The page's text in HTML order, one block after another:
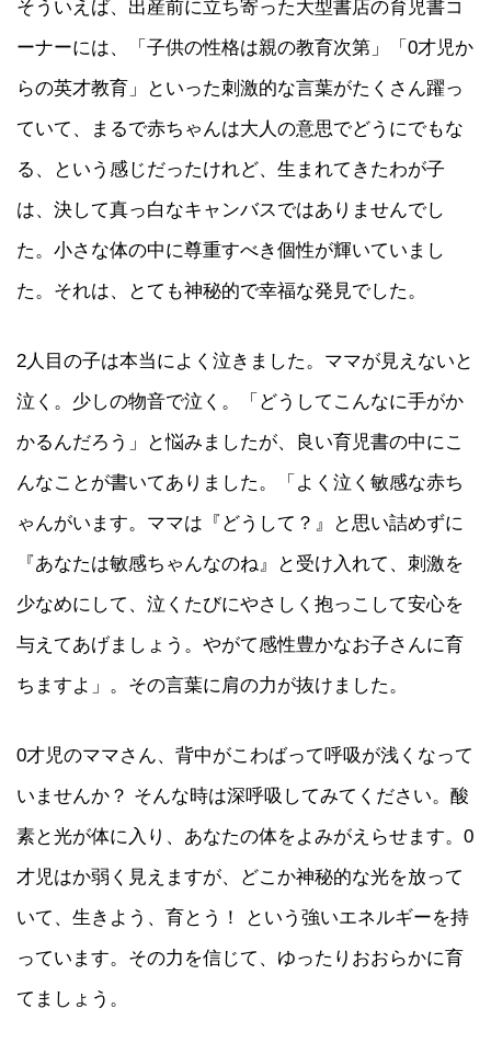
そういえば、出産前に立ち寄った大型書店の育児書コ
ーナーには、「子供の性格は親の教育次第」「0才児か
らの英才教育」といった刺激的な言葉がたくさん躍っ
ていて、まるで赤ちゃんは大人の意思でどうにでもな
る、という感じだったけれど、生まれてきたわが子
は、決して真っ白なキャンバスではありませんでし
た。小さな体の中に尊重すべき個性が輝いていまし
た。それは、とても神秘的で幸福な発見でした。
2人目の子は本当によく泣きました。ママが見えないと
泣く。少しの物音で泣く。「どうしてこんなに手がか
かるんだろう」と悩みましたが、良い育児書の中にこ
んなことが書いてありました。「よく泣く敏感な赤ち
ゃんがいます。ママは『どうして？』と思い詰めずに
『あなたは敏感ちゃんなのね』と受け入れて、刺激を
少なめにして、泣くたびにやさしく抱っこして安心を
与えてあげましょう。やがて感性豊かなお子さんに育
ちますよ」。その言葉に肩の力が抜けました。
0才児のママさん、背中がこわばって呼吸が浅くなって
いませんか？ そんな時は深呼吸してみてください。酸
素と光が体に入り、あなたの体をよみがえらせます。0
才児はか弱く見えますが、どこか神秘的な光を放って
いて、生きよう、育とう！ という強いエネルギーを持
っています。その力を信じて、ゆったりおおらかに育
てましょう。